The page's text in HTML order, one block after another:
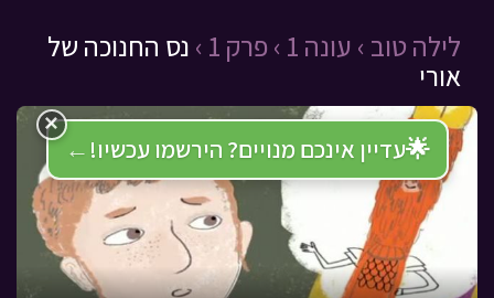
לילה טוב › עונה 1 › פרק 1 ›
נס החנוכה של
אורי
🌟עדיין אינכם מנויים? הירשמו עכשיו! ←
×